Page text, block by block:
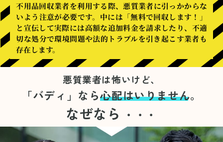
不用品回収業者を利用する際、悪質業者に引っかからな
いよう注意が必要です。中には「無料で回収します！」
と宣伝して実際には高額な追加料金を請求したり、不適
切な処分で環境問題や法的トラブルを引き起こす業者も
存在します。
悪質業者は怖いけど、
「バディ」なら心配はいりません。
なぜなら ・・・